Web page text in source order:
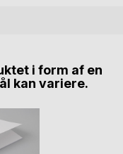
i form af en
kan variere.